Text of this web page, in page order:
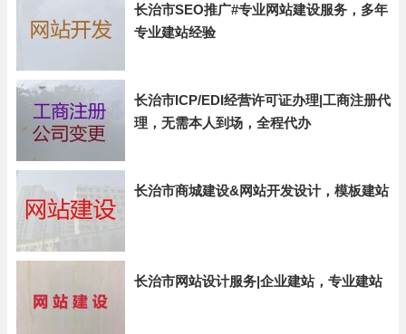
长治市SEO推广#专业网站建设服务，多年
专业建站经验
长治市ICP/EDI经营许可证办理|工商注册代
理，无需本人到场，全程代办
长治市商城建设&网站开发设计，模板建站
长治市网站设计服务|企业建站，专业建站